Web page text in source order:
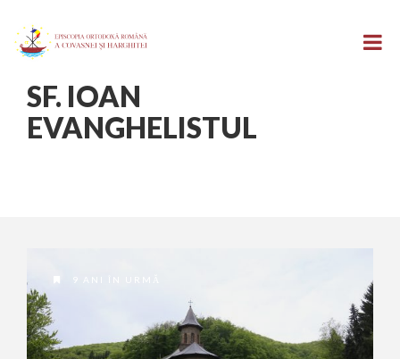
SF. IOAN
EVANGHELISTUL
9 ANI ÎN URMĂ